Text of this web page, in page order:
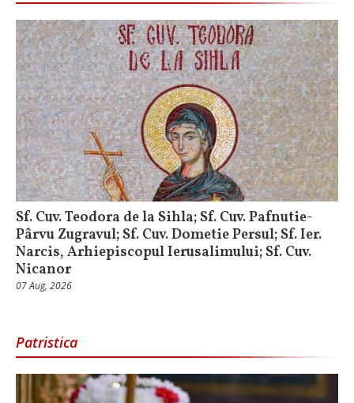
Sf. Cuv. Teodora de la Sihla; Sf. Cuv. Pafnutie-
Pârvu Zugravul; Sf. Cuv. Dometie Persul; Sf. Ier.
Narcis, Arhiepiscopul Ierusalimului; Sf. Cuv.
Nicanor
07 Aug, 2026
Patristica